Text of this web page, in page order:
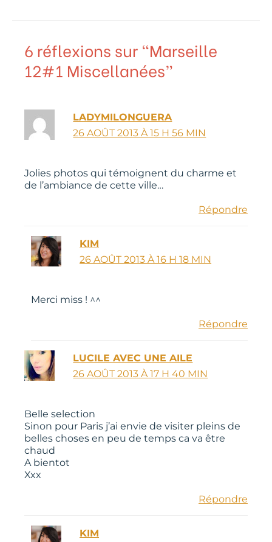
6 réflexions sur “Marseille
12#1 Miscellanées”
LADYMILONGUERA
26 AOÛT 2013 À 15 H 56 MIN
Jolies photos qui témoignent du charme et
de l’ambiance de cette ville…
Répondre
KIM
26 AOÛT 2013 À 16 H 18 MIN
Merci miss ! ^^
Répondre
LUCILE AVEC UNE AILE
26 AOÛT 2013 À 17 H 40 MIN
Belle selection
Sinon pour Paris j’ai envie de visiter pleins de
belles choses en peu de temps ca va être
chaud
A bientot
Xxx
Répondre
KIM